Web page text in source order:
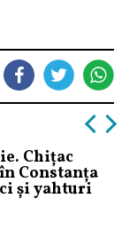
Chițac
Constanța
și yahturi